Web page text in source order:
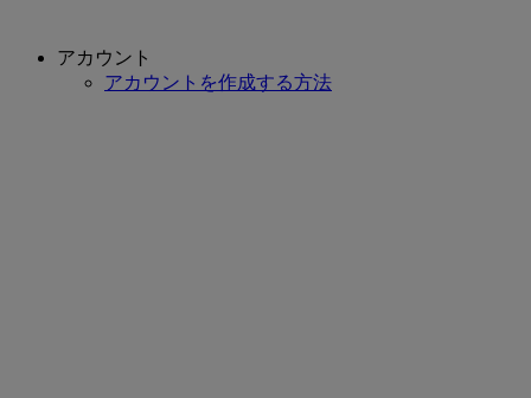
アカウント
アカウントを作成する方法